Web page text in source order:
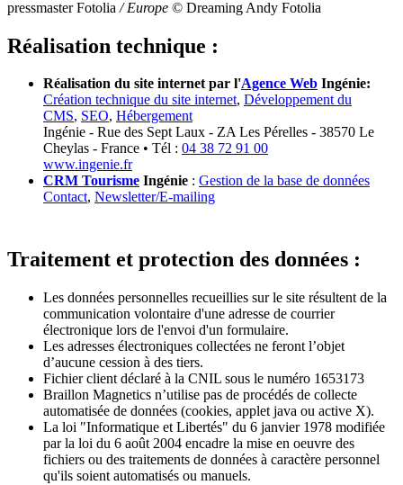
pressmaster Fotolia / Europe © Dreaming Andy Fotolia
Réalisation technique :
Réalisation du site internet par l'Agence Web Ingénie:
Création technique du site internet, Développement du
CMS, SEO, Hébergement
Ingénie - Rue des Sept Laux - ZA Les Pérelles - 38570 Le
Cheylas - France • Tél : 04 38 72 91 00
www.ingenie.fr
CRM Tourisme Ingénie : Gestion de la base de données
Contact, Newsletter/E-mailing
Traitement et protection des données :
Les données personnelles recueillies sur le site résultent de la
communication volontaire d'une adresse de courrier
électronique lors de l'envoi d'un formulaire.
Les adresses électroniques collectées ne feront l’objet
d’aucune cession à des tiers.
Fichier client déclaré à la CNIL sous le numéro 1653173
Braillon Magnetics n’utilise pas de procédés de collecte
automatisée de données (cookies, applet java ou active X).
La loi "Informatique et Libertés" du 6 janvier 1978 modifiée
par la loi du 6 août 2004 encadre la mise en oeuvre des
fichiers ou des traitements de données à caractère personnel
qu'ils soient automatisés ou manuels.